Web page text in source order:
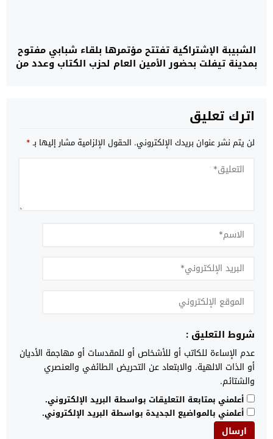
الشبيبة الإشتراكية تفتتح مؤتمرها بلقاء شبابي مفتوح
بمدينة تيفلت بحضور الأمين العام لحزب الكتاب وعدد من
اترك تعليق
لن يتم نشر عنوان بريدك الإلكتروني. الحقول الإلزامية مشار إليها بـ*
شروط التعليق :
عدم الإساءة للكاتب أو للأشخاص أو للمقدسات أو مهاجمة الأديان
أو الذات الالهية. والابتعاد عن التحريض الطائفي والعنصري
والشتائم.
أعلمني بمتابعة التعليقات بواسطة البريد الإلكتروني.
أعلمني بالمواضيع الجديدة بواسطة البريد الإلكتروني.